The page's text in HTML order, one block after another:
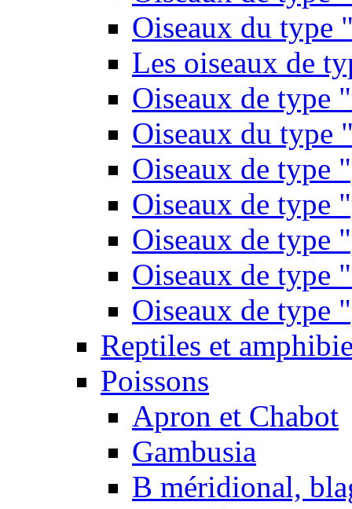
Oiseaux du type
Les oiseaux de
Oiseaux de type
Oiseaux du type
Oiseaux de type
Oiseaux de type
Oiseaux de type
Oiseaux de type
Oiseaux de type
Reptiles et
Poissons
Apron et Chabot
Gambusia
B méridional,